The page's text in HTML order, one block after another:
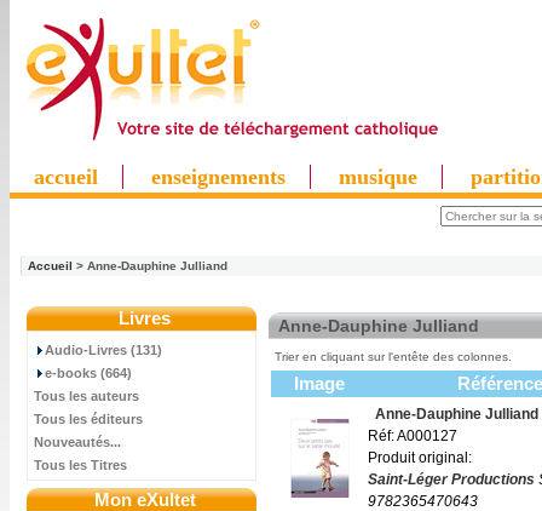
accueil enseignements musique
Accueil > Anne-Dauphine Julliand
Livres
Audio-Livres (131)
e-books (664)
Tous les auteurs
Tous les éditeurs
Nouveautés...
Tous les Titres
Mon eXultet
Anne-Dauphine Julliand
Trier en cliquant sur l'entête des colonnes.
Image
Anne-Dauphine Julliand
Réf: A000127
Produit original:
Saint-Léger Productions
9782365470643